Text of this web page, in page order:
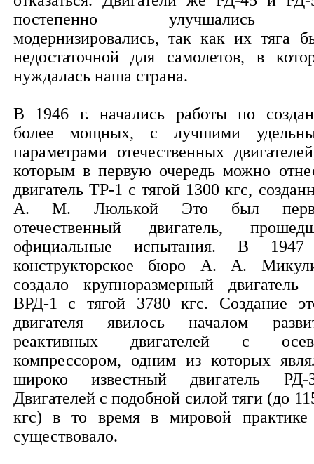
постепенно
модернизировались, так как их тяга
недостаточной для самолетов, в
нуждалась наша страна.
В 1946 г. начались работы по
более мощных, с лучшими
параметрами отечественных
которым в первую очередь можно
двигатель ТР-1 с тягой 1300 кгс,
А. М. Люлькой Это был
отечественный двигатель,
официальные испытания. В
конструкторское бюро А. А.
создало крупноразмерный
ВРД-1 с тягой 3780 кгс. Создание
двигателя явилось началом
реактивных двигателей с
компрессором, одним из которых
широко известный двигатель РД-
Двигателей с подобной силой тяги (до
кгс) в то время в мировой
существовало.